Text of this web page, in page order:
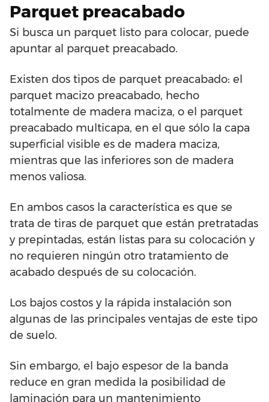
Parquet preacabado
Si busca un parquet listo para colocar, puede
apuntar al parquet preacabado.
Existen dos tipos de parquet preacabado: el
parquet macizo preacabado, hecho
totalmente de madera maciza, o el parquet
preacabado multicapa, en el que sólo la capa
superficial visible es de madera maciza,
mientras que las inferiores son de madera
menos valiosa.
En ambos casos la característica es que se
trata de tiras de parquet que están pretratadas
y prepintadas, están listas para su colocación y
no requieren ningún otro tratamiento de
acabado después de su colocación.
Los bajos costos y la rápida instalación son
algunas de las principales ventajas de este tipo
de suelo.
Sin embargo, el bajo espesor de la banda
reduce en gran medida la posibilidad de
laminación para un mantenimiento